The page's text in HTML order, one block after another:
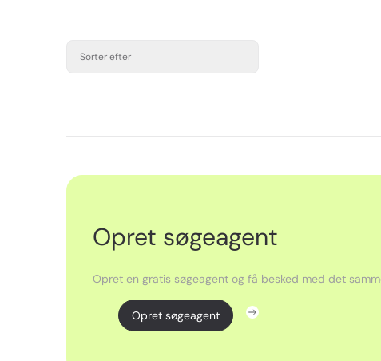
Sorter efter
Opret søgeagent
Opret en gratis søgeagent og få besked med det
Opret søgeagent